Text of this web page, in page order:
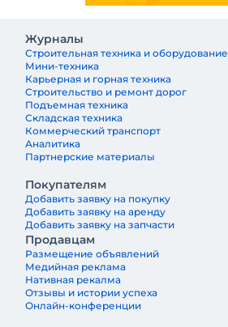
Журналы
Строительная техника и оборудование
Мини-техника
Карьерная и горная техника
Строительство и ремонт дорог
Подъемная техника
Складская техника
Коммерческий транспорт
Аналитика
Партнерские материалы
Покупателям
Добавить заявку на покупку
Добавить заявку на аренду
Добавить заявку на запчасти
Продавцам
Размещение объявлений
Медийная реклама
Нативная рекалма
Отзывы и истории успеха
Онлайн-конференции